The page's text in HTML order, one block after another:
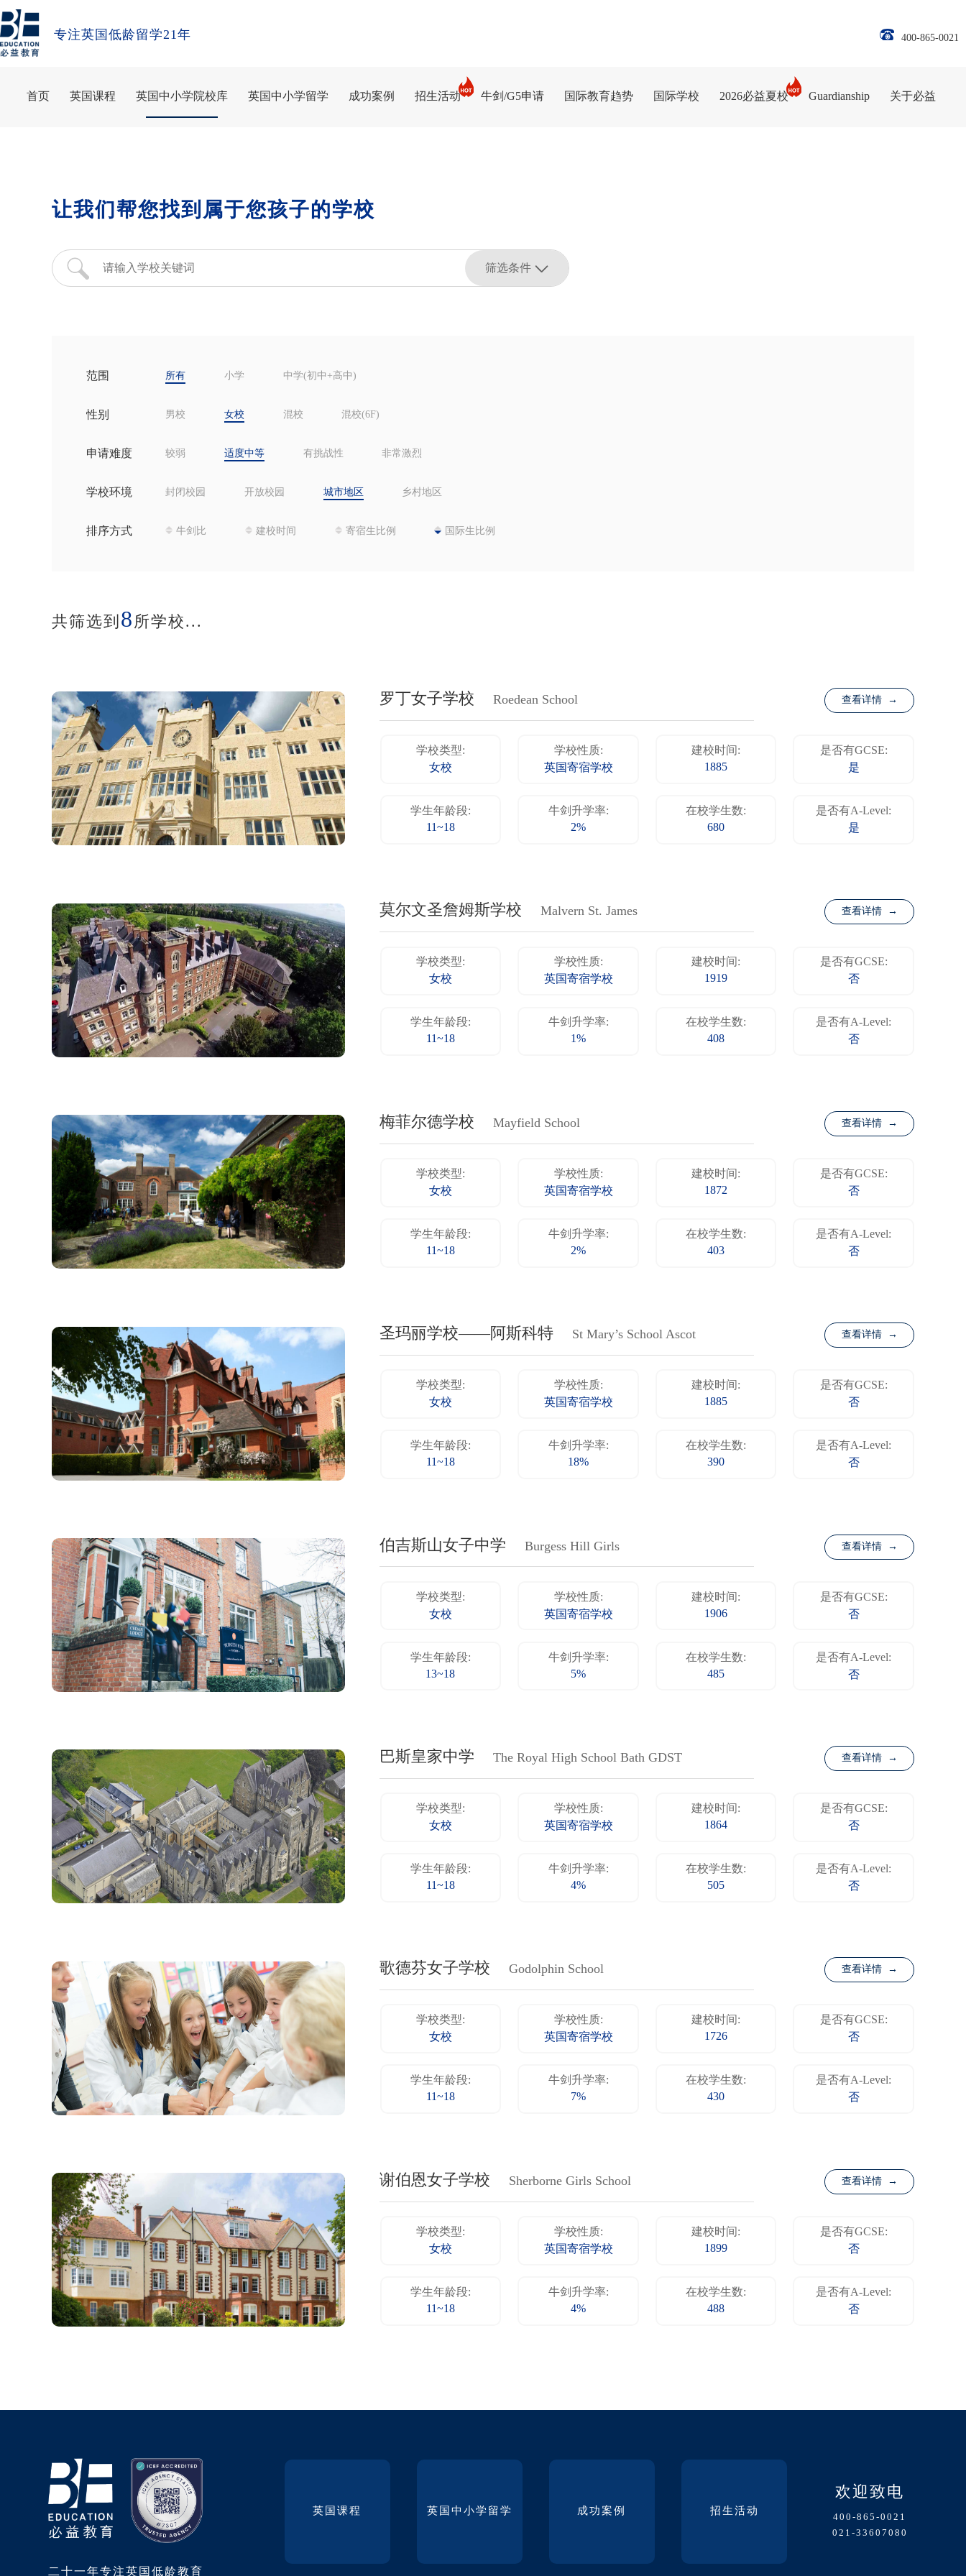
专注英国低龄留学21年 400-865-0021
首页 英国课程 英国中小学院校库 英国中小学留学 成功案例 招生活动 牛剑/G5申请 国际教育趋势 国际学校 2026必益夏校 Guardianship 关于必益
让我们帮您找到属于您孩子的学校
筛选条件
范围 所有 小学 中学(初中+高中)
性别 男校 女校 混校 混校(6F)
申请难度 较弱 适度中等 有挑战性 非常激烈
学校环境 封闭校园 开放校园 城市地区 乡村地区
排序方式 牛剑比 建校时间 寄宿生比例 国际生比例
共筛选到 8所学校...
罗丁女子学校 Roedean School 查看详情 →
学校类型:
女校
学校性质:
英国寄宿学校
建校时间:
1885
是否有GCSE:
是
学生年龄段:
11~18
牛剑升学率:
2%
在校学生数:
680
是否有A-Level:
是
莫尔文圣詹姆斯学校 Malvern St. James 查看详情 →
学校类型:
女校
学校性质:
英国寄宿学校
建校时间:
1919
是否有GCSE:
否
学生年龄段:
11~18
牛剑升学率:
1%
在校学生数:
408
是否有A-Level:
否
梅菲尔德学校 Mayfield School 查看详情 →
学校类型:
女校
学校性质:
英国寄宿学校
建校时间:
1872
是否有GCSE:
否
学生年龄段:
11~18
牛剑升学率:
2%
在校学生数:
403
是否有A-Level:
否
圣玛丽学校——阿斯科特 St Mary’s School Ascot 查看详情 →
学校类型:
女校
学校性质:
英国寄宿学校
建校时间:
1885
是否有GCSE:
否
学生年龄段:
11~18
牛剑升学率:
18%
在校学生数:
390
是否有A-Level:
否
伯吉斯山女子中学 Burgess Hill Girls 查看详情 →
学校类型:
女校
学校性质:
英国寄宿学校
建校时间:
1906
是否有GCSE:
否
学生年龄段:
13~18
牛剑升学率:
5%
在校学生数:
485
是否有A-Level:
否
巴斯皇家中学 The Royal High School Bath GDST 查看详情 →
学校类型:
女校
学校性质:
英国寄宿学校
建校时间:
1864
是否有GCSE:
否
学生年龄段:
11~18
牛剑升学率:
4%
在校学生数:
505
是否有A-Level:
否
歌德芬女子学校 Godolphin School 查看详情 →
学校类型:
女校
学校性质:
英国寄宿学校
建校时间:
1726
是否有GCSE:
否
学生年龄段:
11~18
牛剑升学率:
7%
在校学生数:
430
是否有A-Level:
否
谢伯恩女子学校 Sherborne Girls School 查看详情 →
学校类型:
女校
学校性质:
英国寄宿学校
建校时间:
1899
是否有GCSE:
否
学生年龄段:
11~18
牛剑升学率:
4%
在校学生数:
488
是否有A-Level:
否
二十一年专注英国低龄教育
英国课程 英国中小学留学 成功案例 招生活动
欢迎致电
400-865-0021
021-33607080